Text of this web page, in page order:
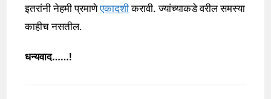
इतरांनी नेहमी प्रमाणेएकादशीकरावी. ज्यांच्याकडे वरील समस्या
काहीच नसतील.
धन्यवाद……!